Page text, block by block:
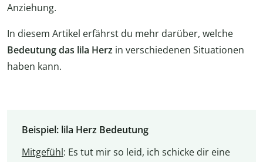
Anziehung.
In diesem Artikel erfährst du mehr darüber, welche
Bedeutung das lila Herz in verschiedenen Situationen
haben kann.
Beispiel: lila Herz Bedeutung
Mitgefühl: Es tut mir so leid, ich schicke dir eine